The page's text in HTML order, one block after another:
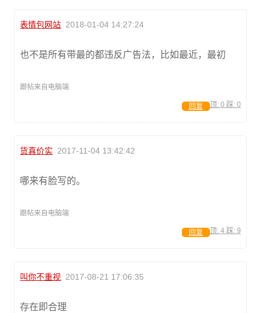
表情包网站 2018-01-04 14:27:24
也不是所有带最的都违反广告法，比如最近，最初
跟帖来自电脑端
顶: 0 踩: 0
回复
货真价实 2017-11-04 13:42:42
哪来有脸写的。
跟帖来自电脑端
顶: 4 踩: 9
回复
叫你不重视 2017-08-21 17:06:35
存在即合理